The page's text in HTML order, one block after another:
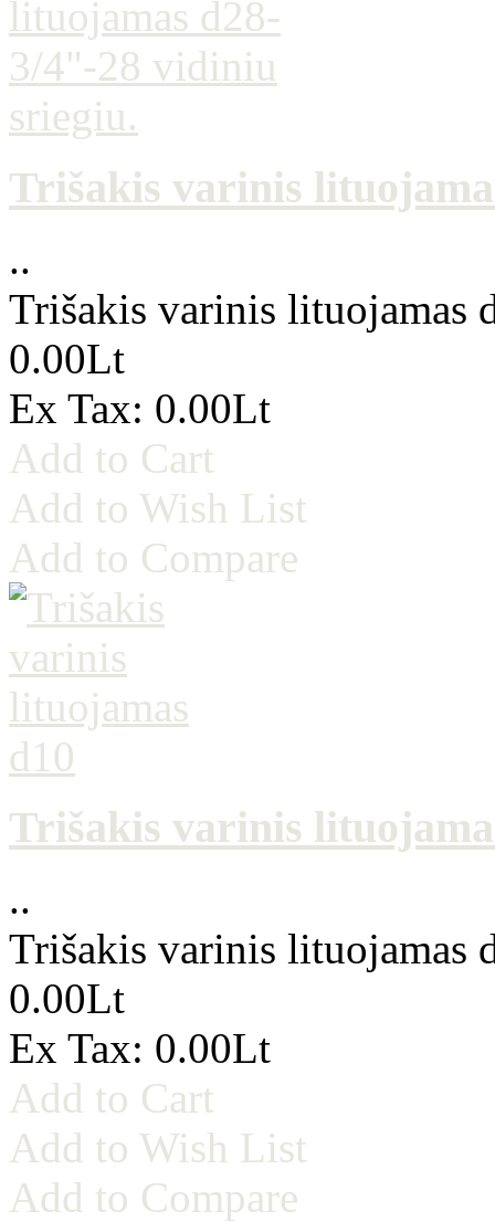
Trišakis varinis
..
Trišakis varinis lituojamas
0.00Lt
Ex Tax: 0.00Lt
Add to Cart
Add to Wish List
Add to Compare
Trišakis varinis
..
Trišakis varinis lituojamas
0.00Lt
Ex Tax: 0.00Lt
Add to Cart
Add to Wish List
Add to Compare